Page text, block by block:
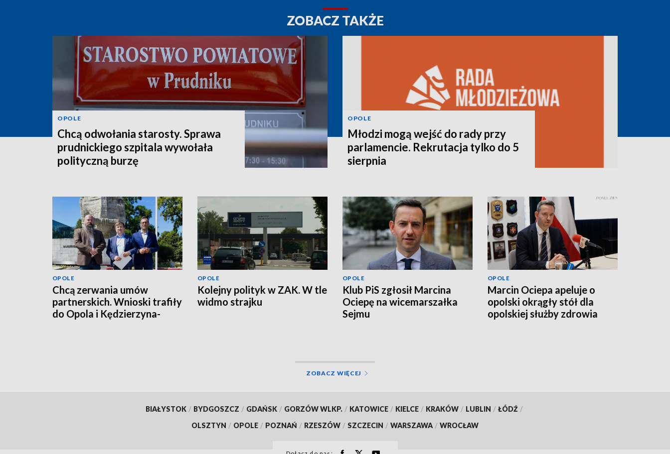
ZOBACZ TAKŻE
OPOLE
Chcą odwołania starosty. Sprawa
prudnickiego szpitala wywołała
polityczną burzę
OPOLE
Młodzi mogą wejść do rady przy
parlamencie. Rekrutacja tylko do 5
sierpnia
OPOLE
Chcą zerwania umów
partnerskich. Wnioski trafiły
do Opola i Kędzierzyna-
OPOLE
Kolejny polityk w ZAK. W tle
widmo strajku
OPOLE
Klub PiS zgłosił Marcina
Ociepę na wicemarszałka
Sejmu
OPOLE
Marcin Ociepa apeluje o
opolski okrągły stół dla
opolskiej służby zdrowia
ZOBACZ WIĘCEJ
BIAŁYSTOK / BYDGOSZCZ / GDAŃSK / GORZÓW WLKP. / KATOWICE / KIELCE / KRAKÓW / LUBLIN / ŁÓDŹ /
OLSZTYN / OPOLE / POZNAŃ / RZESZÓW / SZCZECIN / WARSZAWA / WROCŁAW